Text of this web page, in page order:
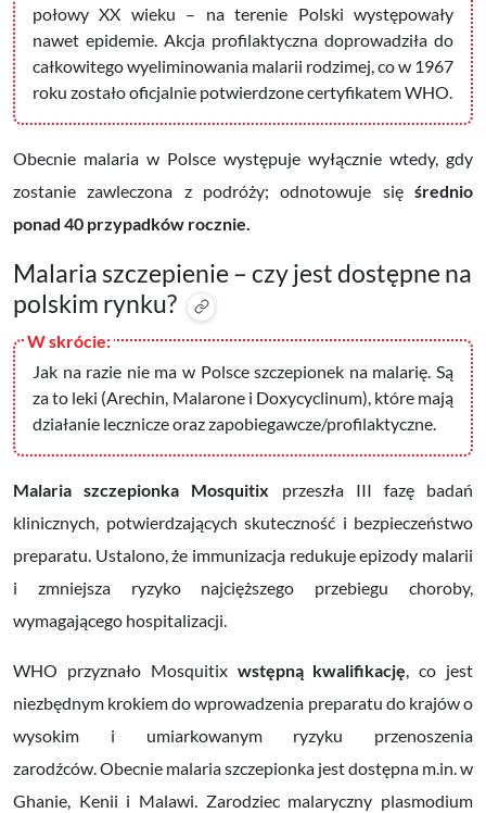
połowy XX wieku – na terenie Polski występowały
nawet epidemie. Akcja profilaktyczna doprowadziła do
całkowitego wyeliminowania malarii rodzimej, co w 1967
roku zostało oficjalnie potwierdzone certyfikatem WHO.
Obecnie malaria w Polsce występuje wyłącznie wtedy, gdy
zostanie zawleczona z podróży; odnotowuje się średnio
ponad 40 przypadków rocznie.
Malaria szczepienie – czy jest dostępne na
polskim rynku?
Jak na razie nie ma w Polsce szczepionek na malarię. Są
za to leki (Arechin, Malarone i Doxycyclinum), które mają
działanie lecznicze oraz zapobiegawcze/profilaktyczne.
Malaria szczepionka Mosquitix przeszła III fazę badań
klinicznych, potwierdzających skuteczność i bezpieczeństwo
preparatu. Ustalono, że immunizacja redukuje epizody malarii
i zmniejsza ryzyko najcięższego przebiegu choroby,
wymagającego hospitalizacji.
WHO przyznało Mosquitix wstępną kwalifikację , co jest
niezbędnym krokiem do wprowadzenia preparatu do krajów o
wysokim i umiarkowanym ryzyku przenoszenia
zarodźców. Obecnie malaria szczepionka jest dostępna m.in. w
Ghanie, Kenii i Malawi. Zarodziec malaryczny plasmodium